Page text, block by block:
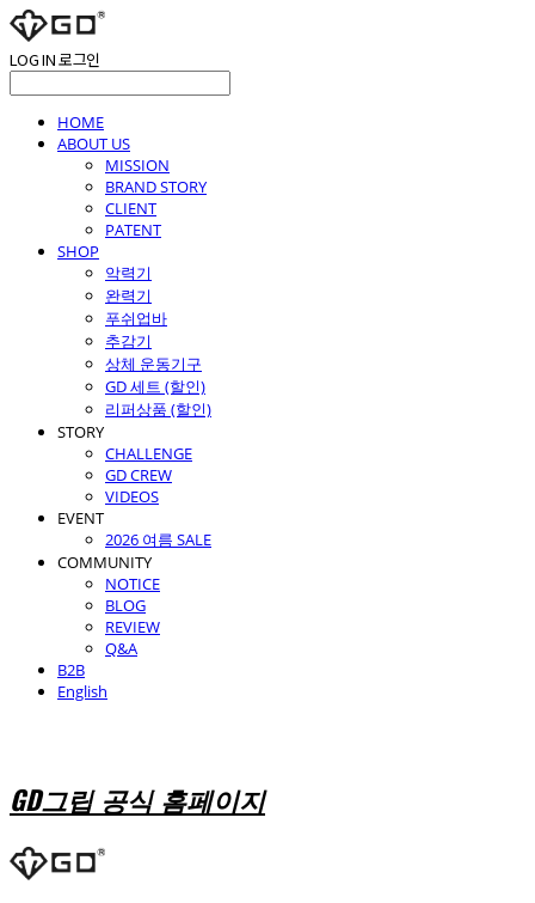
LOG IN로그인
HOME
ABOUT US
MISSION
BRAND STORY
CLIENT
PATENT
SHOP
악력기
완력기
푸쉬업바
추감기
상체 운동기구
GD 세트 (할인)
리퍼상품 (할인)
STORY
CHALLENGE
GD CREW
VIDEOS
EVENT
2026 여름 SALE
COMMUNITY
NOTICE
BLOG
REVIEW
Q&A
B2B
English
GD그립 공식 홈페이지